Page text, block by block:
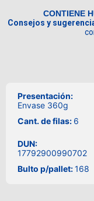
CONTIENE
Consejos y
Presentación:
Envase 360g
Cant. de filas: 6
DUN:
17792900990702
Bulto p/pallet:168